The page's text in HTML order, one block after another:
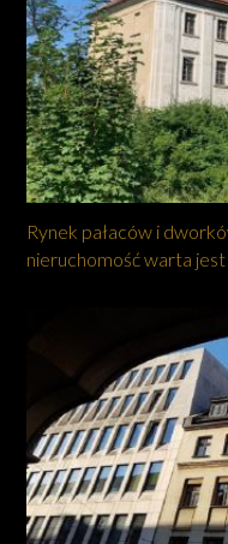
Rynek pałaców i
nieruchomość warta jest